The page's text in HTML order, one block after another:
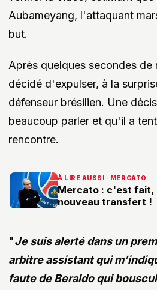
Aubameyang, l'attaquant
but.
Après quelques secondes
décidé d'expulser, à la
défenseur brésilien. Une
beaucoup parler et qu'il a
rencontre.
À LIRE AUSSI · MERCATO
Mercato : c'est fait,
nouveau transfert !
"Je suis alerté dans un
arbitre assistant qui
faute de Beraldo qui